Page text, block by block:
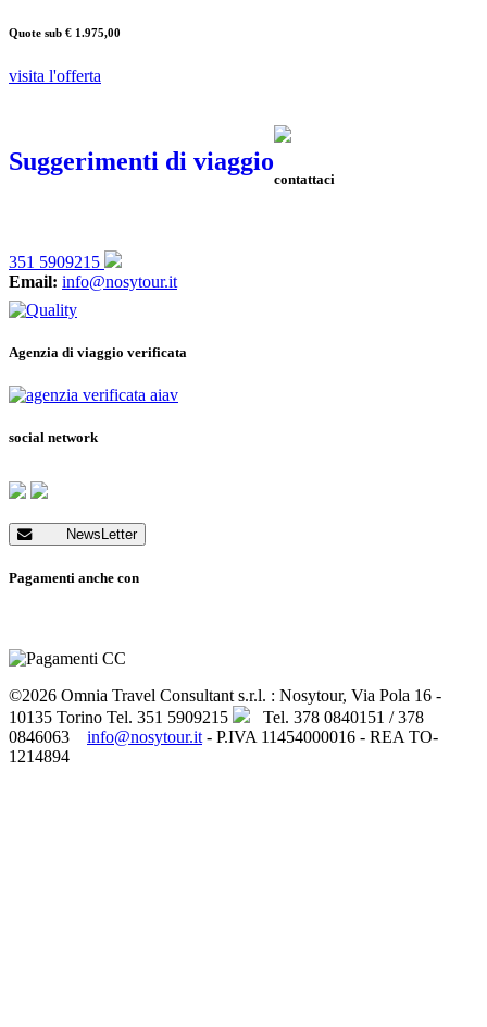
Quote sub € 1.975,00
visita l'offerta
Suggerimenti di viaggio
contattaci
351 5909215
Email: info@nosytour.it
Agenzia di viaggio verificata
social network
NewsLetter
Pagamenti anche con
©2026 Omnia Travel Consultant s.r.l. : Nosytour, Via Pola 16 -
10135 Torino Tel. 351 5909215
Tel. 378 0840151 / 378
0846063 info@nosytour.it - P.IVA 11454000016 - REA TO-
1214894